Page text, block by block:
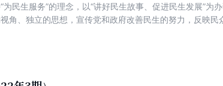
“为民生服务”的理念，以“讲好民生故事、促进民生发展”
角、独立的思想，宣传党和政府改善民生的努力，反映民